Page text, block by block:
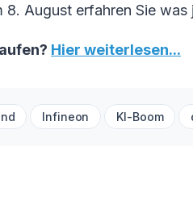
8. August erfahren Sie was
Hier weiterlesen...
Infineon KI-Boom